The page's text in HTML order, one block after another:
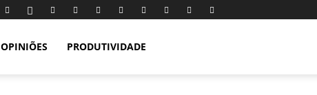
OPINIÕES PRODUTIVIDADE